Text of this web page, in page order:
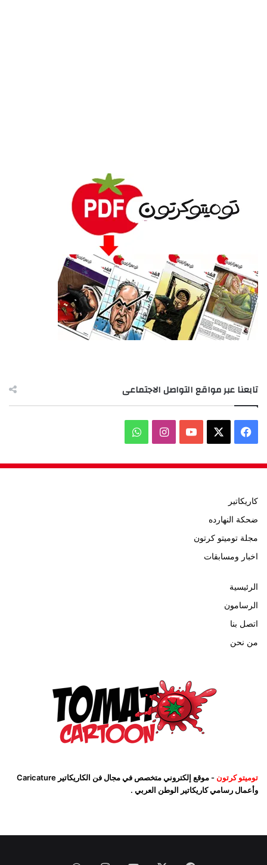
تابعنا عبر مواقع التواصل الاجتماعى
فيسبوك ‫YouTubeانستقرامواتساب
كاريكاتير
ضحكة النهارده
مجلة توميتو كرتون
اخبار ومسابقات
الرئيسية
الرسامون
اتصل بنا
من نحن
توميتو كرتون
- موقع إلكتروني متخصص في مجال فن الكاريكاتير Caricature
وأعمال رسامي كاريكاتير الوطن العربي .